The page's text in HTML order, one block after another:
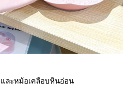
ละหม้อเคลือบหินอ่อน